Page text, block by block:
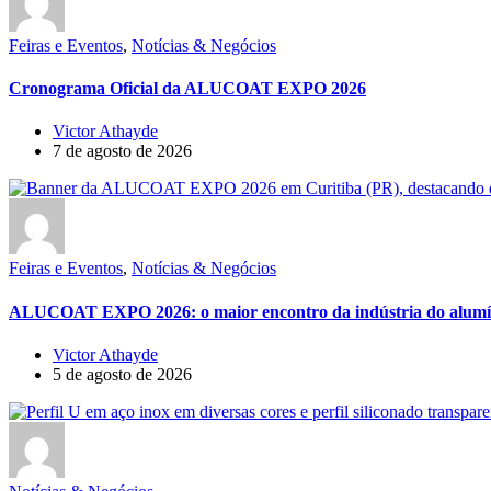
Feiras e Eventos, Notícias & Negócios
Cronograma Oficial da ALUCOAT EXPO 2026
Victor Athayde
7 de agosto de 2026
Feiras e Eventos, Notícias & Negócios
ALUCOAT EXPO 2026: o maior encontro da indústria do
Victor Athayde
5 de agosto de 2026